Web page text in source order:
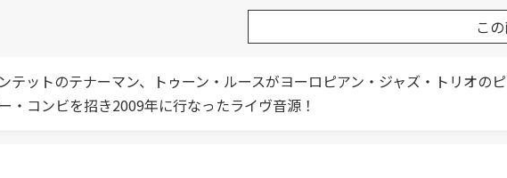
こ
テットのテナーマン、トゥーン・ルースがヨーロピアン・ジャズ・トリオの
・コンビを招き2009年に行なったライヴ音源！